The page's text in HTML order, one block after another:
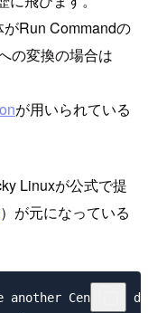
Run Commandの
の変換の場合は
が用いられている
Linuxが公式で提
）が元になっている
another CentOS 8